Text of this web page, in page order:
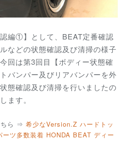
編①】として、BEAT定番確認
などの状態確認及び清掃の様子
回は第3回目【ボディー状態確
バンパー及びリアバンパーを外
態確認及び清掃を行いましたの
ます。
ちら ⇒ 希少なVersion.Z ハードトッ
ーツ多数装着 HONDA BEAT ディー